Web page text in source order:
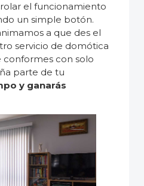
el funcionamiento
un simple botón.
a que des el
servicio de domótica
conformes con solo
parte de tu
y ganarás